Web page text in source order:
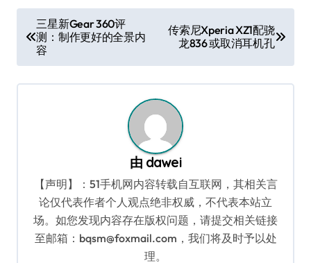
章
导
航
三星新Gear 360评
测：制作更好的全景内
容
传索尼Xperia XZ1配骁
龙836 或取消耳机孔
由 dawei
【声明】：51手机网内容转载自互联网，其相关言
论仅代表作者个人观点绝非权威，不代表本站立
场。如您发现内容存在版权问题，请提交相关链接
至邮箱：bqsm@foxmail.com，我们将及时予以处
理。